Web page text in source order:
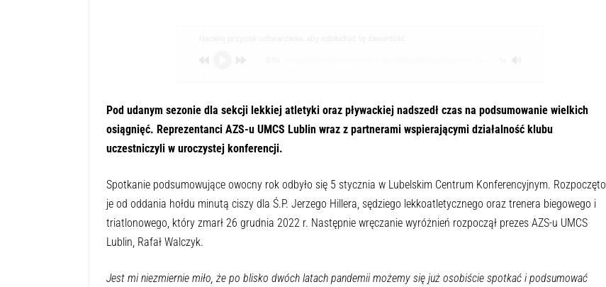
Pod udanym sezonie dla sekcji lekkiej atletyki oraz pływackiej nadszedł czas na podsumowanie wielkich
osiągnięć. Reprezentanci AZS-u UMCS Lublin wraz z partnerami wspierającymi działalność klubu
uczestniczyli w uroczystej konferencji.
Spotkanie podsumowujące owocny rok odbyło się 5 stycznia w Lubelskim Centrum Konferencyjnym. Rozpoczęto
je od oddania hołdu minutą ciszy dla Ś.P. Jerzego Hillera, sędziego lekkoatletycznego oraz trenera biegowego i
triatlonowego, który zmarł 26 grudnia 2022 r. Następnie wręczanie wyróżnień rozpoczął prezes AZS-u UMCS
Lublin, Rafał Walczyk.
Jest mi niezmiernie miło, że po blisko dwóch latach pandemii możemy się już osobiście spotkać i podsumować